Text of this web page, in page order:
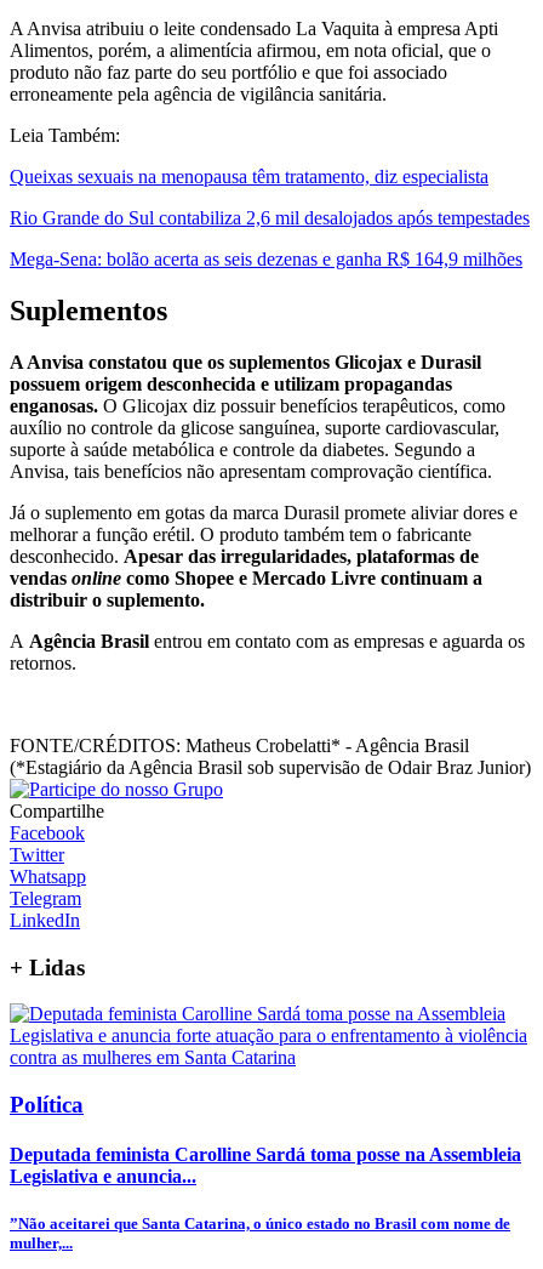
A Anvisa atribuiu o leite condensado La Vaquita à empresa Apti
Alimentos, porém, a alimentícia afirmou, em nota oficial, que o
produto não faz parte do seu portfólio e que foi associado
erroneamente pela agência de vigilância sanitária.
Leia Também:
Queixas sexuais na menopausa têm tratamento, diz especialista
Rio Grande do Sul contabiliza 2,6 mil desalojados após tempestades
Mega-Sena: bolão acerta as seis dezenas e ganha R$ 164,9 milhões
Suplementos
A Anvisa constatou que os suplementos Glicojax e Durasil
possuem origem desconhecida e utilizam propagandas
enganosas. O Glicojax diz possuir benefícios terapêuticos, como
auxílio no controle da glicose sanguínea, suporte cardiovascular,
suporte à saúde metabólica e controle da diabetes. Segundo a
Anvisa, tais benefícios não apresentam comprovação científica.
Já o suplemento em gotas da marca Durasil promete aliviar dores e
melhorar a função erétil. O produto também tem o fabricante
desconhecido. Apesar das irregularidades, plataformas de
vendas online como Shopee e Mercado Livre continuam a
distribuir o suplemento.
A Agência Brasil entrou em contato com as empresas e aguarda os
retornos.
FONTE/CRÉDITOS: Matheus Crobelatti* - Agência Brasil
(*Estagiário da Agência Brasil sob supervisão de Odair Braz Junior)
Compartilhe
Facebook
Twitter
Whatsapp
Telegram
LinkedIn
+ Lidas
Política
Deputada feminista Carolline Sardá toma posse na Assembleia
Legislativa e anuncia...
”Não aceitarei que Santa Catarina, o único estado no Brasil com nome de
mulher,...